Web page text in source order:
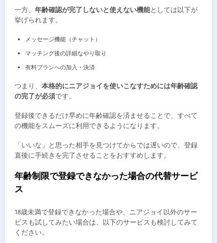
一方、 年齢確認が完了しないと使えない機能としては以下が
挙げられます。
メッセージ機能（チャット）
マッチング後の詳細なやり取り
有料プランへの加入・決済
つまり、 本格的にニアジョイを使いこなすためには年齢確認
の完了が必須です。
登録後できるだけ早めに年齢確認を済ませることで、すべて
の機能をスムーズに利用できるようになります。
「いいな」と思った相手を見つけてからでは遅いので、登録
直後に手続きを完了させることをおすすめします。
年齢制限で登録できなかった場合の代替サービ
ス
18歳未満で登録できなかった場合や、ニアジョイ以外のサー
ビスも試してみたい場合は、以下のサービスも検討してみて
ください。